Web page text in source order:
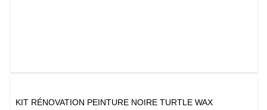
KIT RÉNOVATION PEINTURE NOIRE TURTLE WAX